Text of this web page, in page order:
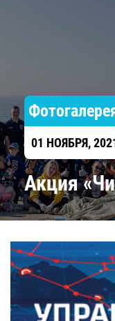
01 НОЯБРЯ,
Акция